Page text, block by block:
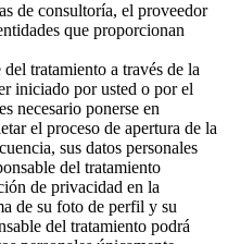
de consultoría, el proveedor
que proporcionan
tratamiento a través de la
iniciado por usted o por el
necesario ponerse en
el proceso de apertura de la
sus datos personales
del tratamiento
de privacidad en la
de su foto de perfil y su
del tratamiento podrá